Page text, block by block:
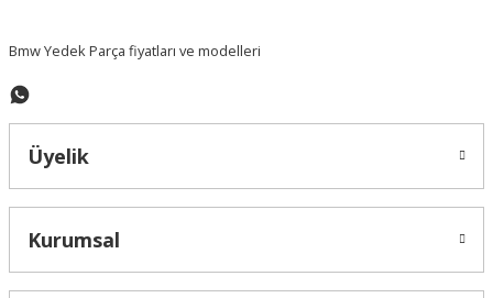
Bmw Yedek Parça fiyatları ve modelleri
Üyelik
Kurumsal